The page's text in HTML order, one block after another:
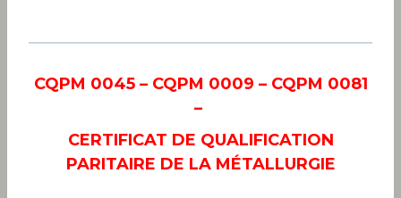
CQPM 0045 – CQPM 0009 – CQPM 0081
–
CERTIFICAT DE QUALIFICATION
PARITAIRE DE LA MÉTALLURGIE